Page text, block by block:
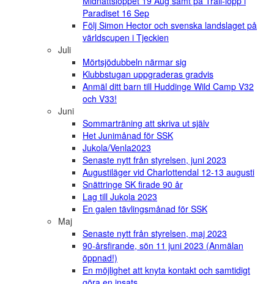
Paradiset 16 Sep
Följ Simon Hector och svenska landslaget på
världscupen i Tjeckien
Juli
Mörtsjödubbeln närmar sig
Klubbstugan uppgraderas gradvis
Anmäl ditt barn till Huddinge Wild Camp V32
och V33!
Juni
Sommarträning att skriva ut själv
Het Junimånad för SSK
Jukola/Venla2023
Senaste nytt från styrelsen, juni 2023
Augustiläger vid Charlottendal 12-13 augusti
Snättringe SK firade 90 år
Lag till Jukola 2023
En galen tävlingsmånad för SSK
Maj
Senaste nytt från styrelsen, maj 2023
90-årsfirande, sön 11 juni 2023 (Anmälan
öppnad!)
En möjlighet att knyta kontakt och samtidigt